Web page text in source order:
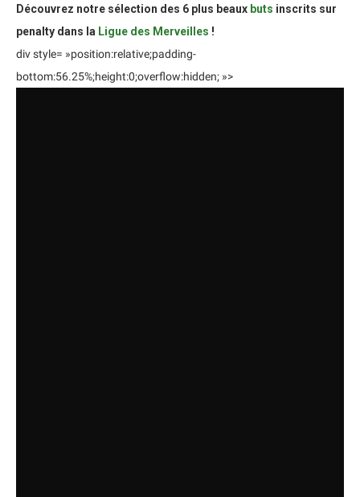
Découvrez notre sélection des 6 plus beaux buts inscrits sur
penalty dans la Ligue des Merveilles !
div style= »position:relative;padding-
bottom:56.25%;height:0;overflow:hidden; »>